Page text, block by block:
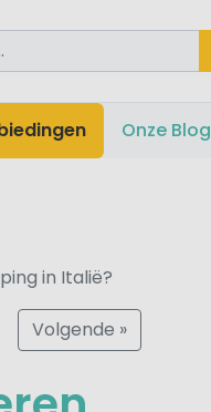
Onze Blog
in Italië?
Volgende »